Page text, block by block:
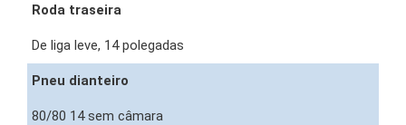
Roda traseira
De liga leve, 14 polegadas
Pneu dianteiro
80/80 14 sem câmara